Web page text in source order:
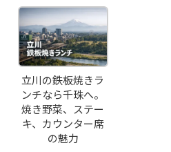
立川の鉄板焼きラ
ンチなら千珠へ。
焼き野菜、ステー
キ、カウンター席
の魅力